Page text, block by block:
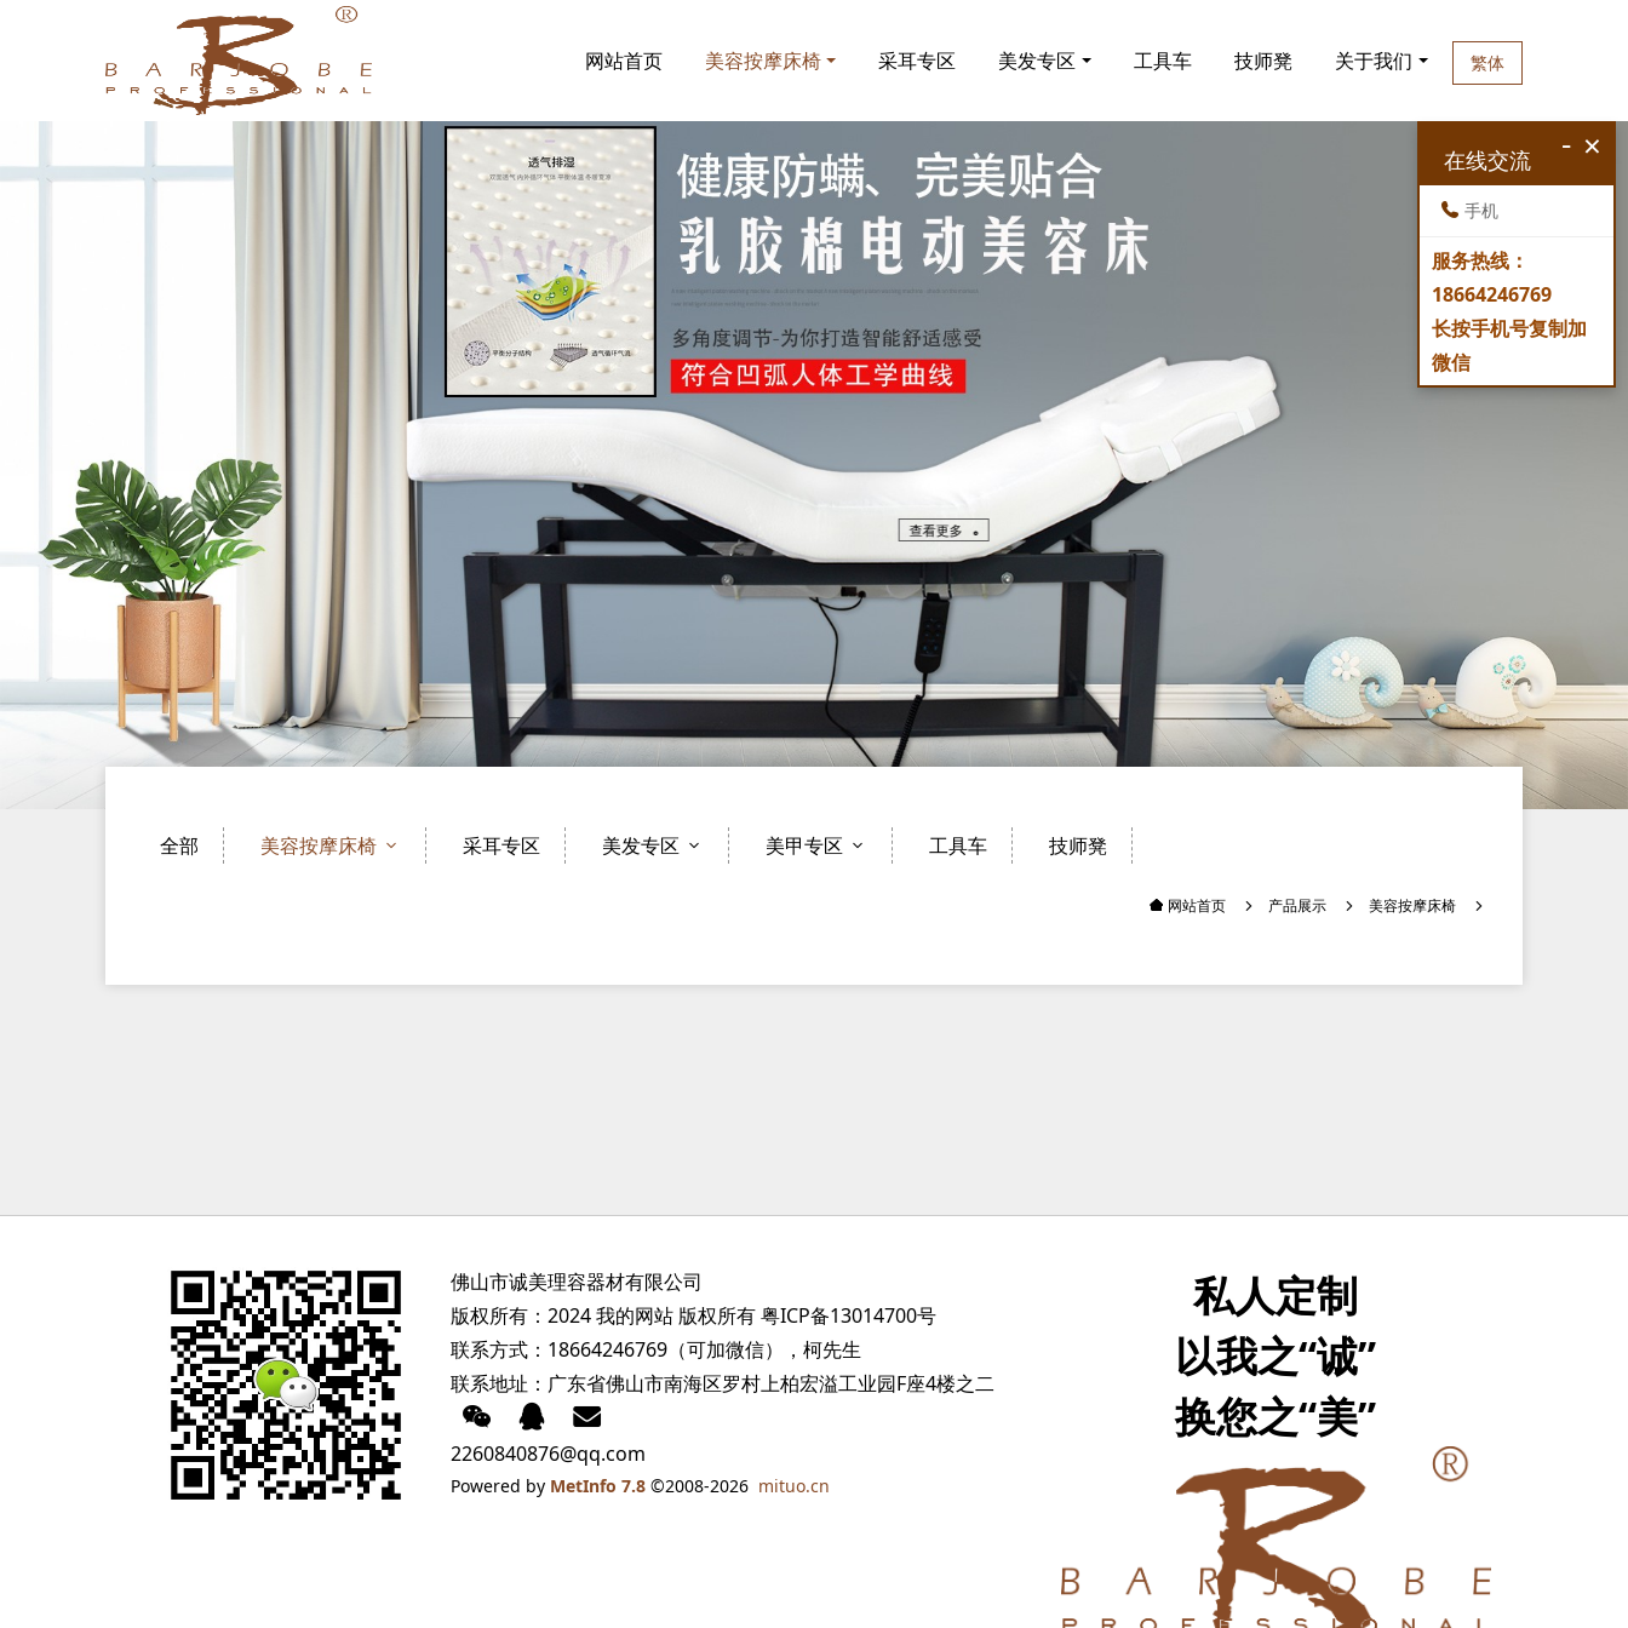
网站首页 美容按摩床椅 采耳专区 美发专区 工具车 技师凳 关于我们 繁体
全部 美容按摩床椅 采耳专区 美发专区 美甲专区 工具车 技师凳
网站首页 产品展示 美容按摩床椅
佛山市诚美理容器材有限公司
版权所有：2024 我的网站 版权所有粤ICP备13014700号
联系方式：18664246769（可加微信），柯先生
联系地址：广东省佛山市南海区罗村上柏宏溢工业园F座4楼之二
2260840876@qq.com
Powered by MetInfo 7.8©2008-2026 mituo.cn
私人定制
以我之“诚”
换您之“美”
×
-
在线交流
手机
服务热线：
18664246769
长按手机号复制加
微信